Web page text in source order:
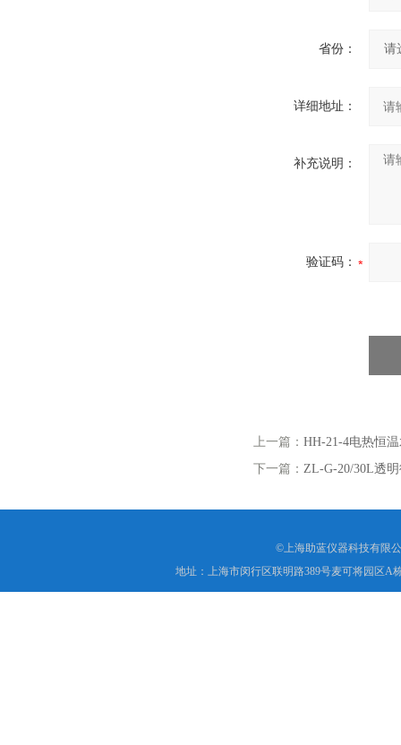
省份：
详细地址：
补充说明：
验证码：
上一篇： HH-21-4电热恒
下一篇： ZL-G-20/30L透
©上海助蓝仪器科技有限
地址：上海市闵行区联明路389号麦可将园区A